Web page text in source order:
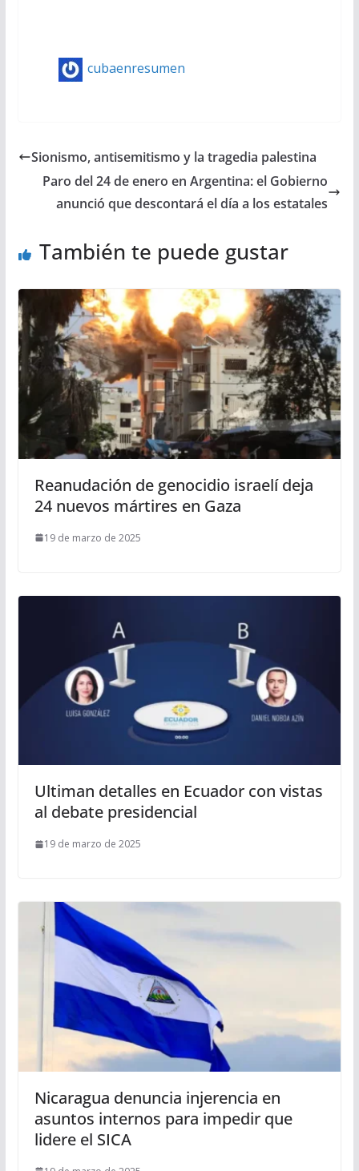
cubaenresumen
Sionismo, antisemitismo y la tragedia palestina
Paro del 24 de enero en Argentina: el Gobierno
anunció que descontará el día a los estatales
También te puede gustar
Reanudación de genocidio israelí deja
24 nuevos mártires en Gaza
19 de marzo de 2025
Ultiman detalles en Ecuador con vistas
al debate presidencial
19 de marzo de 2025
Nicaragua denuncia injerencia en
asuntos internos para impedir que
lidere el SICA